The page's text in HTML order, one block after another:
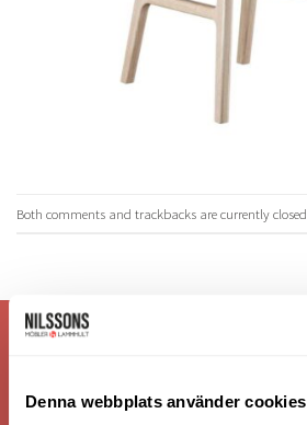
Denna webbplats använder cookies
Both comments and trackbacks are currently closed.